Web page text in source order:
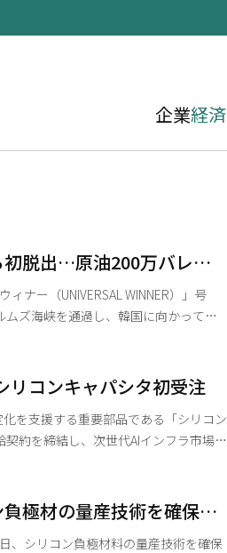
企業経済
脱出…原油200万バレル
ナー（UNIVERSAL WINNER）」号
ズ海峡を通過し、韓国に向かってい
た原油200万バレルはSKエナジーに供
（チョ・ヒョン）外交部長官はこの日、国会外交統一
リコンキャパシタ初受注
を支援する重要部品である「シリコン
約を締結し、次世代AIインフラ市場へ
た初の大規模供給成果である
極材の量産技術を確保…
、シリコン負極材料の量産技術を確保